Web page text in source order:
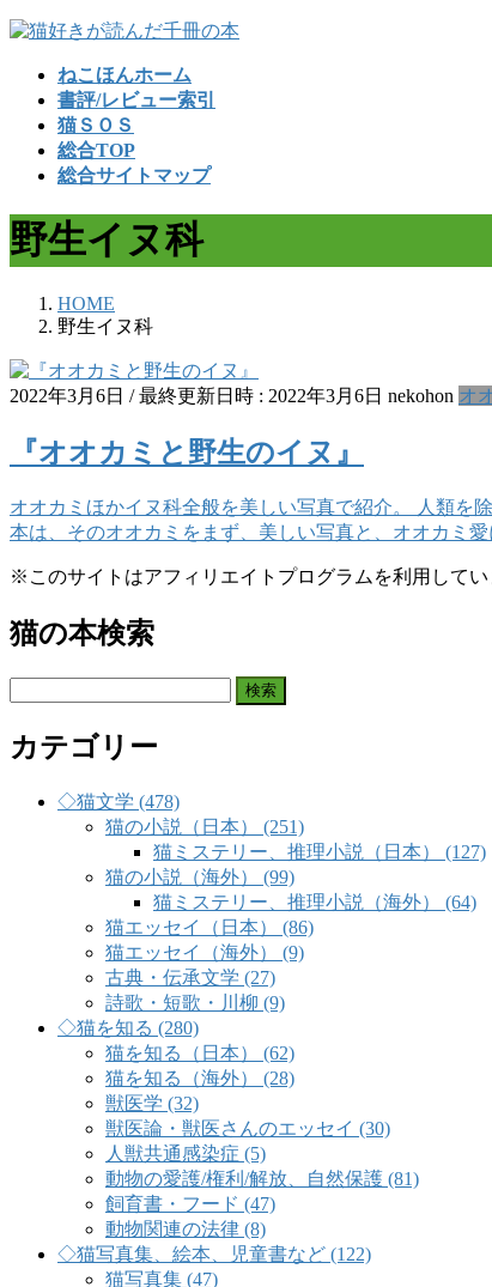
コ
ッ
プ
ナ
移
動
ねこほんホーム
書評/レビュー索引
猫ＳＯＳ
総合TOP
総合サイトマップ
野生イヌ科
HOME
野生イヌ科
2022年3月6日 / 最終更新日時 : 2022年3月6日 nekohon オ
『オオカミと野生のイヌ』
オオカミほかイヌ科全般を美しい写真で紹介。 人類を
本は、そのオオカミをまず、美しい写真と、オオカミ
※このサイトはアフィリエイトプログラムを利用してい
猫の本検索
カテゴリー
◇猫文学 (478)
猫の小説（日本） (251)
猫ミステリー、推理小説（日本） (127)
猫の小説（海外） (99)
猫ミステリー、推理小説（海外） (64)
猫エッセイ（日本） (86)
猫エッセイ（海外） (9)
古典・伝承文学 (27)
詩歌・短歌・川柳 (9)
◇猫を知る (280)
猫を知る（日本） (62)
猫を知る（海外） (28)
獣医学 (32)
獣医論・獣医さんのエッセイ (30)
人獣共通感染症 (5)
動物の愛護/権利/解放、自然保護 (81)
飼育書・フード (47)
動物関連の法律 (8)
◇猫写真集、絵本、児童書など (122)
猫写真集 (47)